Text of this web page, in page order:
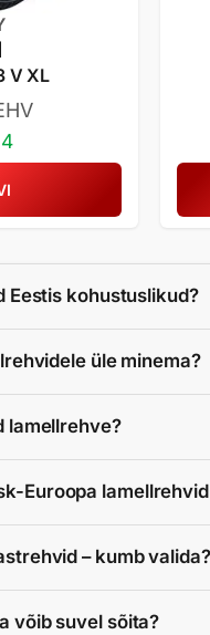
V XL
Eestis kohustuslikud?
üle minema?
lamellrehve?
Euroopa lamellrehvid
– kumb valida?
võib suvel sõita?